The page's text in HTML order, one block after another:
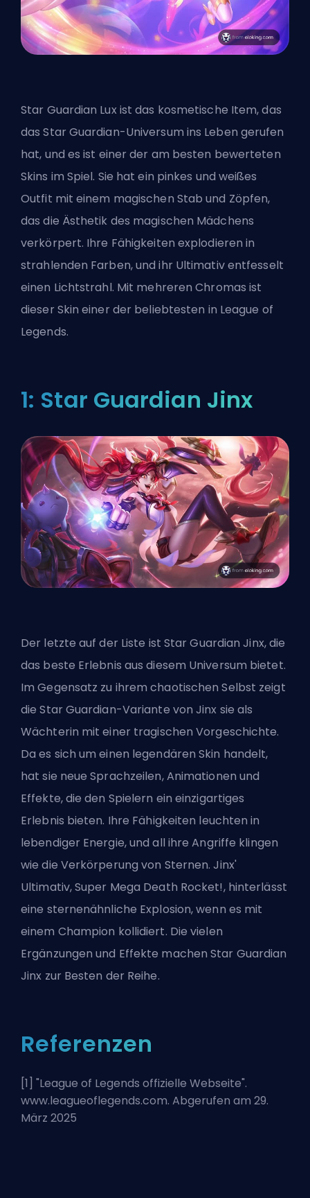
Star Guardian Lux ist das kosmetische Item, das
das Star Guardian-Universum ins Leben gerufen
hat, und es ist einer der am besten bewerteten
Skins im Spiel. Sie hat ein pinkes und weißes
Outfit mit einem magischen Stab und Zöpfen,
das die Ästhetik des magischen Mädchens
verkörpert. Ihre Fähigkeiten explodieren in
strahlenden Farben, und ihr Ultimativ entfesselt
einen Lichtstrahl. Mit mehreren Chromas ist
dieser Skin einer der beliebtesten in League of
Legends.
1: Star Guardian Jinx
Der letzte auf der Liste ist Star Guardian Jinx, die
das beste Erlebnis aus diesem Universum bietet.
Im Gegensatz zu ihrem chaotischen Selbst zeigt
die Star Guardian-Variante von Jinx sie als
Wächterin mit einer tragischen Vorgeschichte.
Da es sich um einen legendären Skin handelt,
hat sie neue Sprachzeilen, Animationen und
Effekte, die den Spielern ein einzigartiges
Erlebnis bieten. Ihre Fähigkeiten leuchten in
lebendiger Energie, und all ihre Angriffe klingen
wie die Verkörperung von Sternen. Jinx'
Ultimativ, Super Mega Death Rocket!, hinterlässt
eine sternenähnliche Explosion, wenn es mit
einem Champion kollidiert. Die vielen
Ergänzungen und Effekte machen Star Guardian
Jinx zur Besten der Reihe.
Referenzen
[1] "League of Legends offizielle Webseite".
www.leagueoflegends.com. Abgerufen am 29.
März 2025